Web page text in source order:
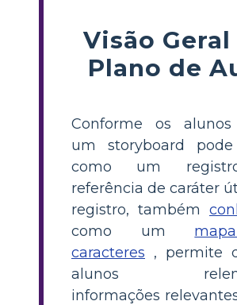
Visão Geral
Plano de
Conforme os
um storyboard
como um
referência de caráter
registro, também
como um
caracteres , permite
alunos
informações